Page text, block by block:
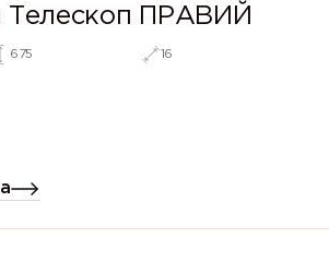
Телескоп ПРАВИЙ
675 16